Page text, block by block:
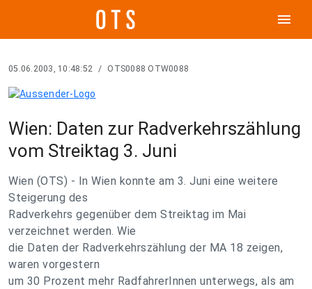
menu
05.06.2003, 10:48:52 / OTS0088 OTW0088
Wien: Daten zur Radverkehrszählung
vom Streiktag 3. Juni
Wien (OTS) - In Wien konnte am 3. Juni eine weitere
Steigerung des
Radverkehrs gegenüber dem Streiktag im Mai
verzeichnet werden. Wie
die Daten der Radverkehrszählung der MA 18 zeigen,
waren vorgestern
um 30 Prozent mehr RadfahrerInnen unterwegs, als am